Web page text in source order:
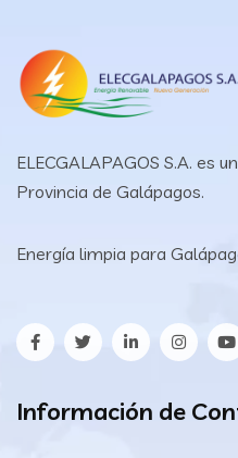
ELECGALAPAGOS S.A. es
Provincia de Galápagos.
Energía limpia para
Información de